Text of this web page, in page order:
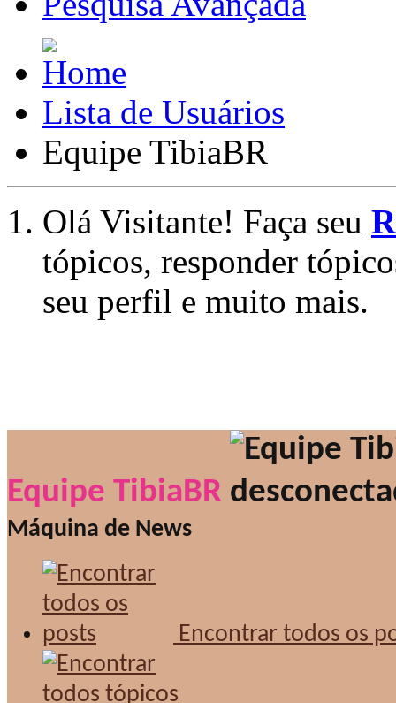
Lista de Usuários
Equipe TibiaBR
Olá Visitante! Faça seu
tópicos, responder
seu perfil e muito mais.
Equipe TibiaBR
Máquina de News
Encontrar todos os